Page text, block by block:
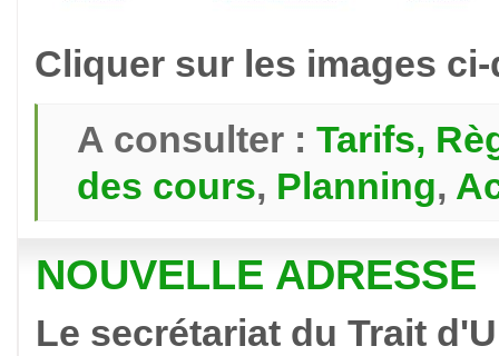
Cliquer sur les images
A consulter : Tarifs,
des cours, Planning,
NOUVELLE ADRESSE
Le secrétariat du Trait